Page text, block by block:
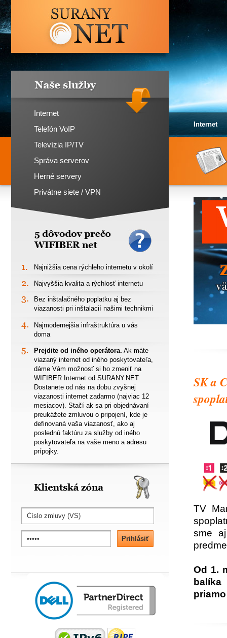
SURANY.NET
Internet
SK a
TV
sme
Od 1.
Naše služby
Internet
Telefón VoIP
Televízia IP/TV
Správa serverov
Herné servery
Privátne siete / VPN
5 dôvodov prečo
WIFIBER net
1. Najnižšia cena rýchleho internetu v okolí
2. Najvyššia kvalita a rýchlosť internetu
3.
Bez inštalačného poplatku aj bez
viazanosti pri inštalacií našimi technikmi
4.
Najmodernejšia infraštruktúra u vás
doma
5. Prejdite od iného operátora. Ak máte
viazaný internet od iného poskytovateľa,
dáme Vám možnosť si ho zmeniť na
WIFIBER Internet od SURANY.NET.
Dostanete od nás na dobu zvyšnej
viazanosti internet zadarmo (najviac 12
mesiacov). Stačí ak sa pri objednávaní
preukážete zmluvou o pripojení, kde je
definovaná vaša viazanosť, ako aj
poslednú faktúru za služby od iného
poskytovateľa na vaše meno a adresu
prípojky.
Klientská zóna